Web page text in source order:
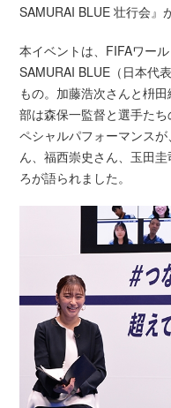
SAMURAI BLUE 壮行会』
本イベントは、FIFAワー
SAMURAI BLUE（日本代
もの。加藤浩次さんと枡
部は森保一監督と選手た
ペシャルパフォーマンス
ん、福西崇史さん、玉田
ろが語られました。